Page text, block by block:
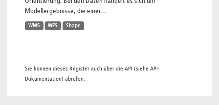
Modellergebnisse, die einer...
WMS WFS Shape
Sie können dieses Register auch über die API (siehe API-
Dokumentation) abrufen.